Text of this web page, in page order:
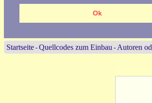
Ok
Startseite - Quellcodes zum Einbau - Autoren